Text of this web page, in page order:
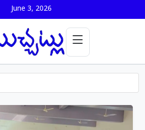
June 3, 2026